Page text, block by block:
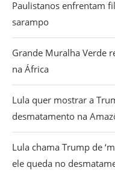
Paulistanos enfrentam
sarampo
Grande Muralha Verde
na África
Lula quer mostrar a
desmatamento na
Lula chama Trump de
ele queda no